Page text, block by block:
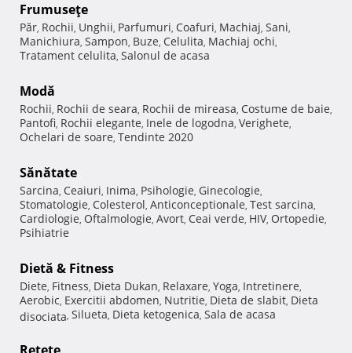
Frumuseţe
Păr, Rochii, Unghii, Parfumuri, Coafuri, Machiaj, Sani,
Manichiura, Sampon, Buze, Celulita, Machiaj ochi,
Tratament celulita, Salonul de acasa
Modă
Rochii, Rochii de seara, Rochii de mireasa, Costume de baie,
Pantofi, Rochii elegante, Inele de logodna, Verighete,
Ochelari de soare, Tendinte 2020
Sănătate
Sarcina, Ceaiuri, Inima, Psihologie, Ginecologie,
Stomatologie, Colesterol, Anticonceptionale, Test sarcina,
Cardiologie, Oftalmologie, Avort, Ceai verde, HIV, Ortopedie,
Psihiatrie
Dietă & Fitness
Diete, Fitness, Dieta Dukan, Relaxare, Yoga, Intretinere,
Aerobic, Exercitii abdomen, Nutritie, Dieta de slabit, Dieta
disociata, Silueta, Dieta ketogenica, Sala de acasa